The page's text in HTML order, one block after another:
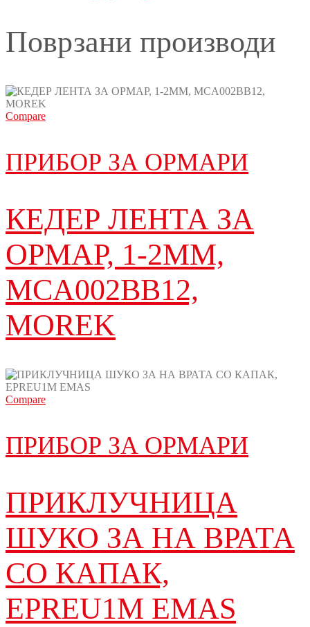
Поврзани производи
Compare
ПРИБОР ЗА ОРМАРИ
КЕДЕР ЛЕНТА ЗА
ОРМАР, 1-2MM,
MCA002BB12,
MOREK
Compare
ПРИБОР ЗА ОРМАРИ
ПРИКЛУЧНИЦА
ШУКО ЗА НА ВРАТА
СО КАПАК,
EPREU1M EMAS